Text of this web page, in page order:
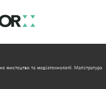
мистецтво та медіатехнології. Магістратура